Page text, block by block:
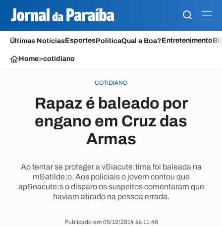
Últimas NotíciasEsportesPolíticaQual a Boa?Entretenimento
Home>cotidiano
COTIDIANO
Rapaz é baleado por
engano em Cruz das
Armas
Ao tentar se proteger a v&iacute;tima foi baleada na
m&atilde;o. Aos policiais o jovem contou que
ap&oacute;s o disparo os suspeitos comentaram que
haviam atirado na pessoa errada.
Publicado em 05/12/2014 às 11:46